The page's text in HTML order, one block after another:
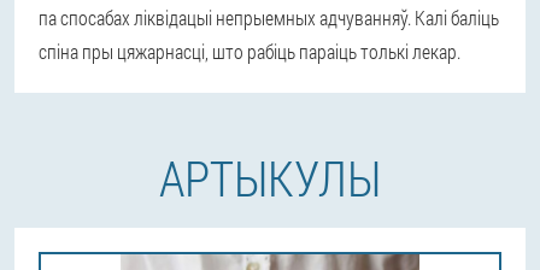
па спосабах ліквідацыі непрыемных адчуванняў. Калі баліць
спіна пры цяжарнасці, што рабіць параіць толькі лекар.
АРТЫКУЛЫ